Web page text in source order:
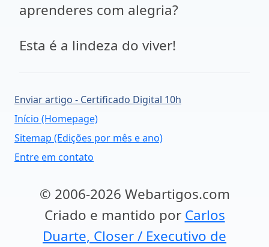
aprenderes com alegria?
Esta é a lindeza do viver!
Enviar artigo - Certificado Digital 10h
Início (Homepage)
Sitemap (Edições por mês e ano)
Entre em contato
© 2006-2026 Webartigos.com
Criado e mantido por Carlos
Duarte, Closer / Executivo de